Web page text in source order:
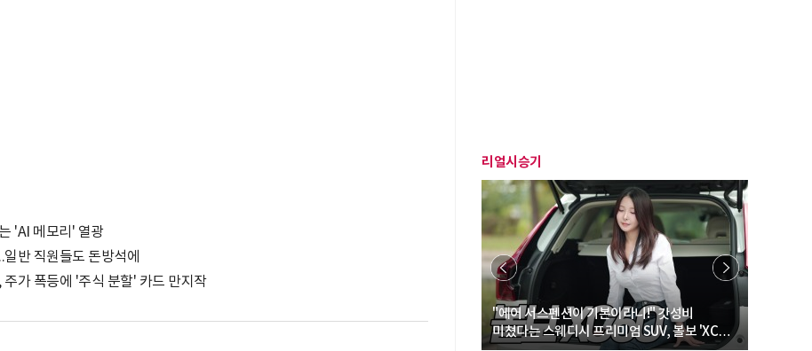
'AI 메모리' 열광
반 직원들도 돈방석에
가 폭등에 '주식 분할' 카드 만지작
리얼시승기
"에어 서스펜션이 기본이라니!" 갓성비
미쳤다는 스웨디시 프리미엄 SUV, 볼보 'XC60